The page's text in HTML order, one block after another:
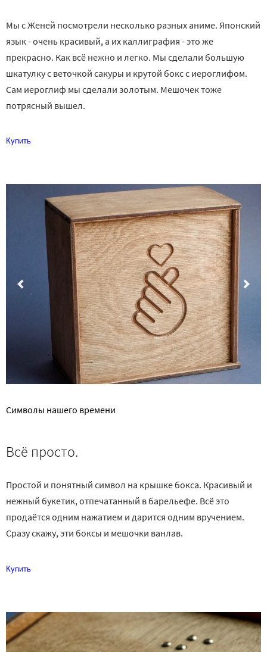
Мы с Женей посмотрели несколько разных аниме. Японский
язык - очень красивый, а их каллиграфия - это же
прекрасно. Как всё нежно и легко. Мы сделали большую
шкатулку с веточкой сакуры и крутой бокс с иероглифом.
Сам иероглиф мы сделали золотым. Мешочек тоже
потрясный вышел.
Купить
Символы нашего времени
Всё просто.
Простой и понятный символ на крышке бокса. Красивый и
нежный букетик, отпечатанный в барельефе. Всё это
продаётся одним нажатием и дарится одним вручением.
Сразу скажу, эти боксы и мешочки ванлав.
Купить